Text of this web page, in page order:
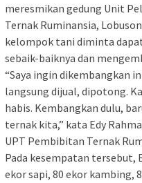
meresmikan gedung Unit
Ternak Ruminansia,
kelompok tani diminta
sebaik-baiknya dan
“Saya ingin dikembangkan
langsung dijual, dipotong.
habis. Kembangkan dulu,
ternak kita,” kata Edy
UPT Pembibitan Ternak
Pada kesempatan tersebut,
ekor sapi, 80 ekor kambing,